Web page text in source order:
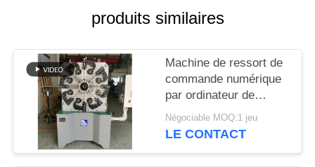
produits similaires
Machine de ressort de
commande numérique
par ordinateur de
Controlller de 3 axes
guide la machine de
Négociable MOQ:1 jeu
LE CONTACT